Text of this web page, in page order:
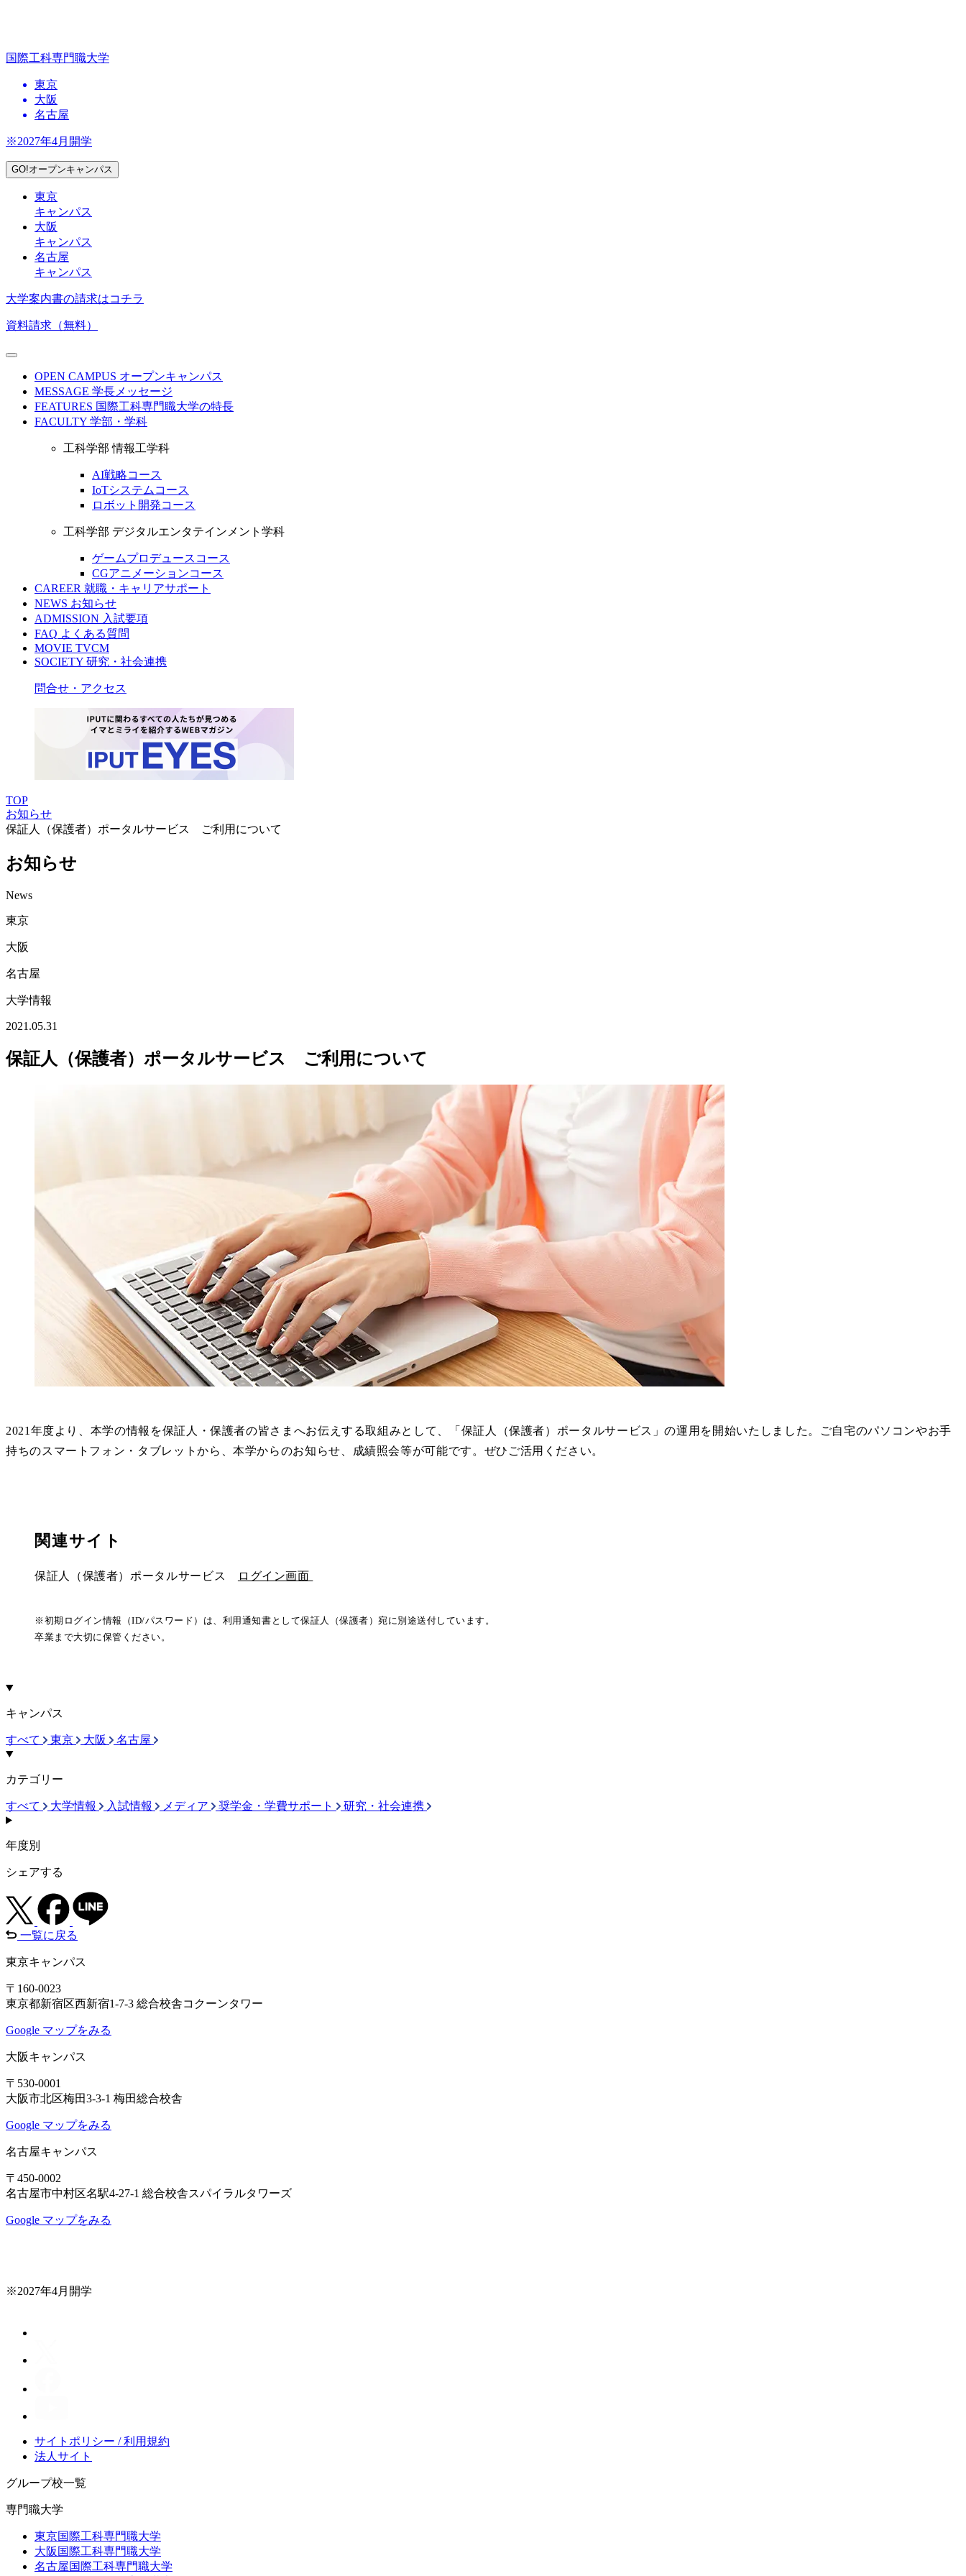
国際工科専門職大学
東京
大阪
名古屋
※2027年4月開学
GO!オープンキャンパス
東京
キャンパス
大阪
キャンパス
名古屋
キャンパス
大学案内書の請求はコチラ
資料請求（無料）
OPEN CAMPUS オープンキャンパス
MESSAGE 学長メッセージ
FEATURES 国際工科専門職大学の特長
FACULTY 学部・学科
工科学部 情報工学科
AI戦略コース
IoTシステムコース
ロボット開発コース
工科学部 デジタルエンタテインメント学科
ゲームプロデュースコース
CGアニメーションコース
CAREER 就職・キャリアサポート
NEWS お知らせ
ADMISSION 入試要項
FAQ よくある質問
MOVIE TVCM
SOCIETY 研究・社会連携
問合せ・アクセス
TOP
お知らせ
保証人（保護者）ポータルサービス ご利用について
お知らせ
News
東京
大阪
名古屋
大学情報
2021.05.31
保証人（保護者）ポータルサービス ご利用について
2021年度より、本学の情報を保証人・保護者の皆さまへお伝えする取組みとして、「保証人（保護者）ポータルサービス」の運用を開始いたしました。ご自宅のパソコンやお手
持ちのスマートフォン・タブレットから、本学からのお知らせ、成績照会等が可能です。ぜひご活用ください。
関連サイト
保証人（保護者）ポータルサービス ログイン画面
※初期ログイン情報（ID/パスワード）は、利用通知書として保証人（保護者）宛に別途送付しています。
卒業まで大切に保管ください。
キャンパス
すべて 東京 大阪 名古屋
カテゴリー
すべて 大学情報 入試情報 メディア 奨学金・学費サポート 研究・社会連携
年度別
シェアする
一覧に戻る
東京キャンパス
〒160-0023
東京都新宿区西新宿1-7-3 総合校舎コクーンタワー
Google マップをみる
大阪キャンパス
〒530-0001
大阪市北区梅田3-3-1 梅田総合校舎
Google マップをみる
名古屋キャンパス
〒450-0002
名古屋市中村区名駅4-27-1 総合校舎スパイラルタワーズ
Google マップをみる
※2027年4月開学
サイトポリシー / 利用規約
法人サイト
グループ校一覧
専門職大学
東京国際工科専門職大学
大阪国際工科専門職大学
名古屋国際工科専門職大学